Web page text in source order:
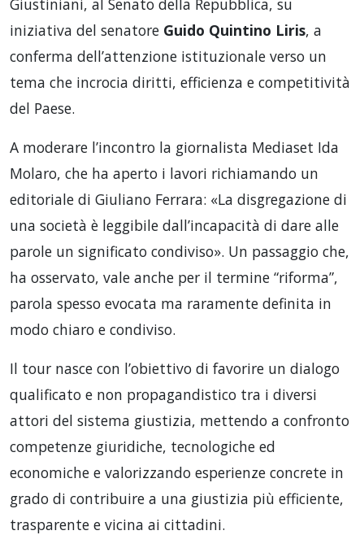
iniziativa del senatore Guido Quintino Liris, a
conferma dell’attenzione istituzionale verso un
tema che incrocia diritti, efficienza e competitività
del Paese.
A moderare l’incontro la giornalista Mediaset Ida
Molaro, che ha aperto i lavori richiamando un
editoriale di Giuliano Ferrara: «La disgregazione di
una società è leggibile dall’incapacità di dare alle
parole un significato condiviso». Un passaggio che,
ha osservato, vale anche per il termine “riforma”,
parola spesso evocata ma raramente definita in
modo chiaro e condiviso.
Il tour nasce con l’obiettivo di favorire un dialogo
qualificato e non propagandistico tra i diversi
attori del sistema giustizia, mettendo a confronto
competenze giuridiche, tecnologiche ed
economiche e valorizzando esperienze concrete in
grado di contribuire a una giustizia più efficiente,
trasparente e vicina ai cittadini.